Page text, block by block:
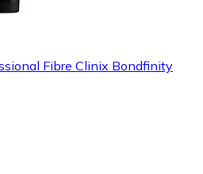
Fibre Clinix Bondfinity